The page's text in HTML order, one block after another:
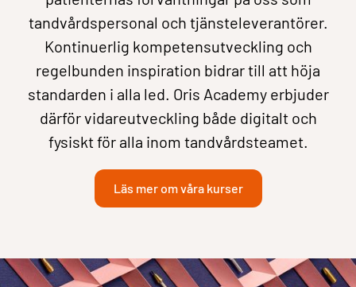
tandvårdspersonal och tjänsteleverantörer.
Kontinuerlig kompetensutveckling och
regelbunden inspiration bidrar till att höja
standarden i alla led. Oris Academy erbjuder
därför vidareutveckling både digitalt och
fysiskt för alla inom tandvårdsteamet.
Läs mer om våra kurser